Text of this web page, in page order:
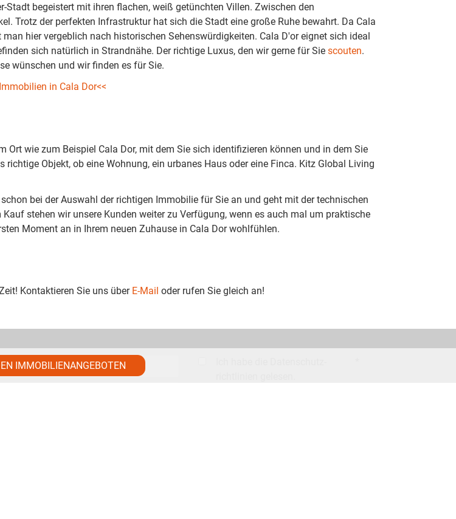
Stadt begeistert mit ihren flachen, weiß getünchten Villen. Zwischen den
Trotz der perfekten Infrastruktur hat sich die Stadt eine große Ruhe bewahrt. Da Cala
hier vergeblich nach historischen Sehenswürdigkeiten. Cala D'or eignet sich ideal
sich natürlich in Strandnähe. Der richtige Luxus, den wir gerne für Sie scouten.
wünschen und wir finden es für Sie.
in Cala Dor<<
wie zum Beispiel Cala Dor, mit dem Sie sich identifizieren können und in dem Sie
Objekt, ob eine Wohnung, ein urbanes Haus oder eine Finca. Kitz Global Living
bei der Auswahl der richtigen Immobilie für Sie an und geht mit der technischen
stehen wir unsere Kunden weiter zu Verfügung, wenn es auch mal um praktische
Moment an in Ihrem neuen Zuhause in Cala Dor wohlfühlen.
Kontaktieren Sie uns über E-Mail oder rufen Sie gleich an!
IMMOBILIENANGEBOTEN